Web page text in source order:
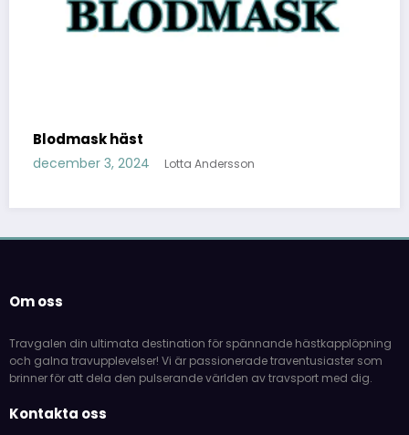
Blodmask häst
december 3, 2024 Lotta Andersson
Om oss
Travgalen din ultimata destination för spännande hästkapplöpning
och galna travupplevelser! Vi är passionerade traventusiaster som
brinner för att dela den pulserande världen av travsport med dig.
Kontakta oss